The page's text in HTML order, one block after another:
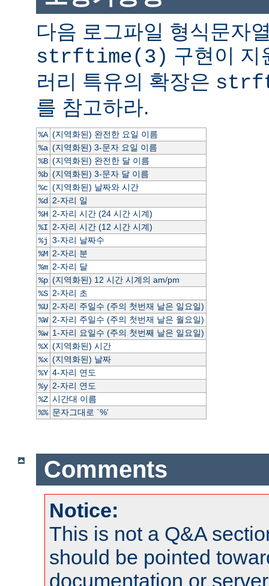
다음 로그파일 형식문자
strftime(3) 구현이 지
러리 특유의 확장은
를 참고하라.
%A (지역화된) 완전한 요일 이름
%a (지역화된) 3-문자 요일 이름
%B (지역화된) 완전한 달 이름
%b (지역화된) 3-문자 달 이름
%c (지역화된) 날짜와 시간
%d 2-자리 일
%H 2-자리 시간 (24 시간 시계)
%I 2-자리 시간 (12 시간 시계)
%j 3-자리 날짜수
%M 2-자리 분
%m 2-자리 달
%p (지역화된) 12 시간 시계의 am/pm
%S 2-자리 초
%U 2-자리 주일수 (주의 첫번재 날은 일요일)
%W 2-자리 주일수 (주의 첫번재 날은 월요일)
%w 1-자리 요일수 (주의 첫번째 날은 일요일)
%X (지역화된) 시간
%x (지역화된) 날짜
%Y 4-자리 연도
%y 2-자리 연도
%Z 시간대 이름
%% 문자그대로 `%'
Comments
Notice:
This is not a Q&A
should be pointed
documentation or